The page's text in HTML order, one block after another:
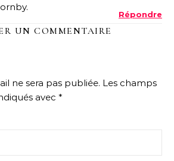
Répondre
UN COMMENTAIRE
ne sera pas publiée. Les champs
avec *